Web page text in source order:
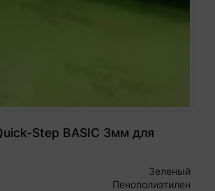
Step BASIC 3мм для
Зеленый
Пенополиэтилен